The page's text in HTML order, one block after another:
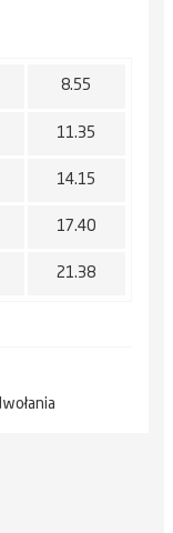
8.55
11.35
14.15
17.40
21.38